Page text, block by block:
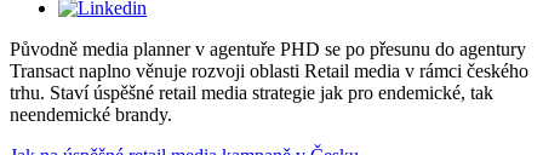
Původně media planner v agentuře PHD se po přesunu do agentury
Transact naplno věnuje rozvoji oblasti Retail media v rámci českého
trhu. Staví úspěšné retail media strategie jak pro endemické, tak
neendemické brandy.